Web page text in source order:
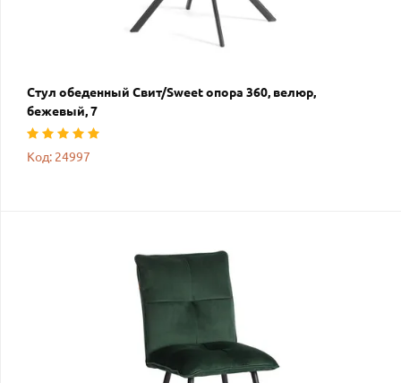
Стул обеденный Свит/Sweet опора 360, велюр,
бежевый, 7
Код: 24997